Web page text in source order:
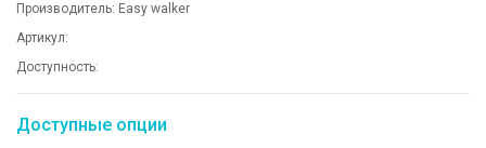
Производитель: Easy walker
Артикул:
Доступность:
Доступные опции